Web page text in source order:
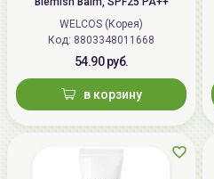
WELCOS (Корея)
Код: 8803348011668
54.90 руб.
в корзину